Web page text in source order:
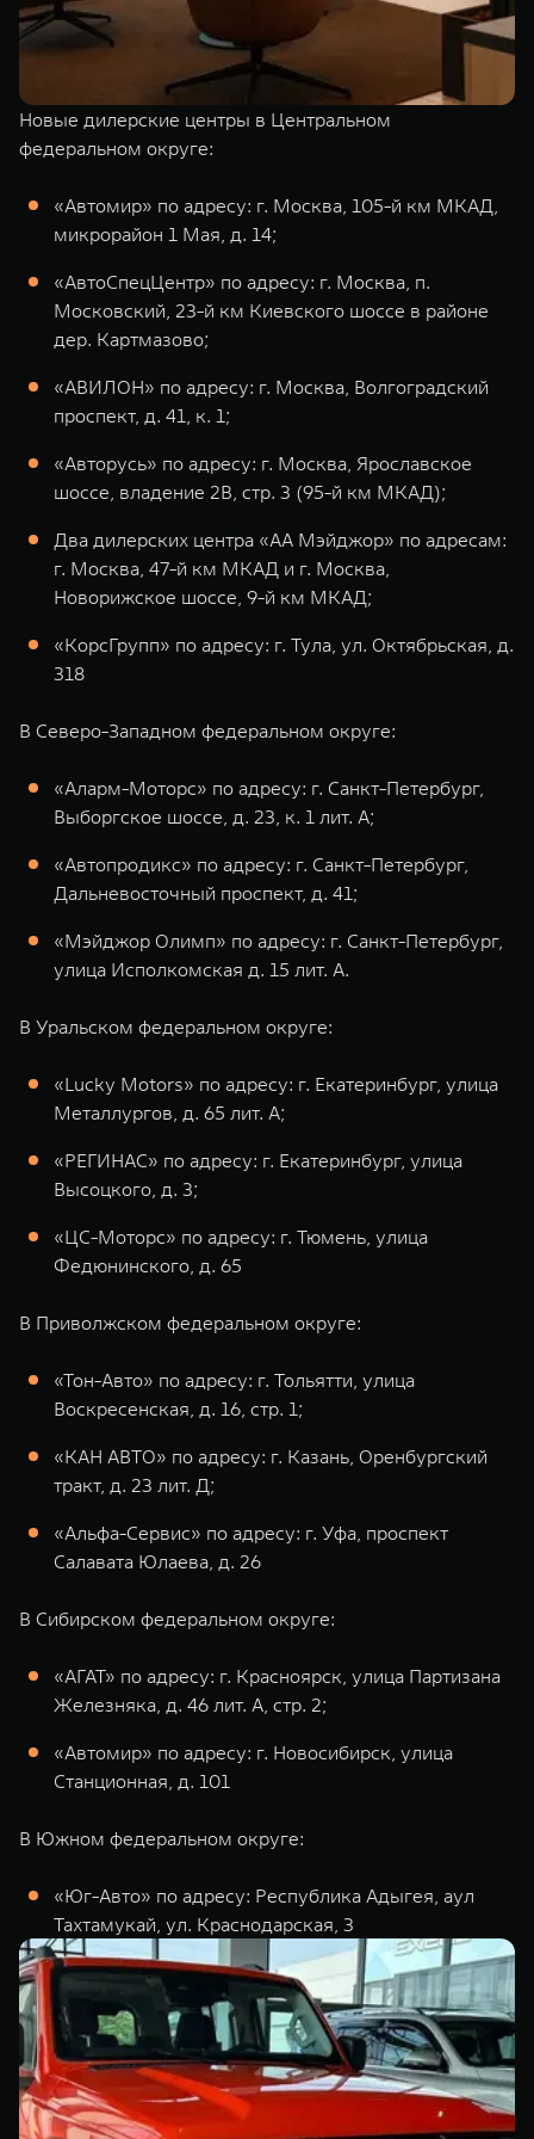
Новые дилерские центры в Центральном
федеральном округе:
«Автомир» по адресу: г. Москва, 105-й км МКАД,
микрорайон 1 Мая, д. 14;
«АвтоСпецЦентр» по адресу: г. Москва, п.
Московский, 23-й км Киевского шоссе в районе
дер. Картмазово;
«АВИЛОН» по адресу: г. Москва, Волгоградский
проспект, д. 41, к. 1;
«Авторусь» по адресу: г. Москва, Ярославское
шоссе, владение 2В, стр. 3 (95-й км МКАД);
Два дилерских центра «АА Мэйджор» по адресам:
г. Москва, 47-й км МКАД и г. Москва,
Новорижское шоссе, 9-й км МКАД;
«КорсГрупп» по адресу: г. Тула, ул. Октябрьская, д.
318
В Северо-Западном федеральном округе:
«Аларм-Моторс» по адресу: г. Санкт-Петербург,
Выборгское шоссе, д. 23, к. 1 лит. А;
«Автопродикс» по адресу: г. Санкт-Петербург,
Дальневосточный проспект, д. 41;
«Мэйджор Олимп» по адресу: г. Санкт-Петербург,
улица Исполкомская д. 15 лит. А.
В Уральском федеральном округе:
«Lucky Motors» по адресу: г. Екатеринбург, улица
Металлургов, д. 65 лит. А;
«РЕГИНАС» по адресу: г. Екатеринбург, улица
Высоцкого, д. 3;
«ЦС-Моторс» по адресу: г. Тюмень, улица
Федюнинского, д. 65
В Приволжском федеральном округе:
«Тон-Авто» по адресу: г. Тольятти, улица
Воскресенская, д. 16, стр. 1;
«КАН АВТО» по адресу: г. Казань, Оренбургский
тракт, д. 23 лит. Д;
«Альфа-Сервис» по адресу: г. Уфа, проспект
Салавата Юлаева, д. 26
В Сибирском федеральном округе:
«АГАТ» по адресу: г. Красноярск, улица Партизана
Железняка, д. 46 лит. А, стр. 2;
«Автомир» по адресу: г. Новосибирск, улица
Станционная, д. 101
В Южном федеральном округе:
«Юг-Авто» по адресу: Республика Адыгея, аул
Тахтамукай, ул. Краснодарская, 3